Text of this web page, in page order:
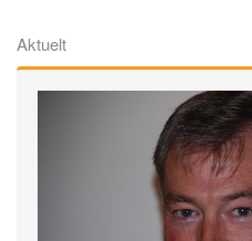
Aktuelt